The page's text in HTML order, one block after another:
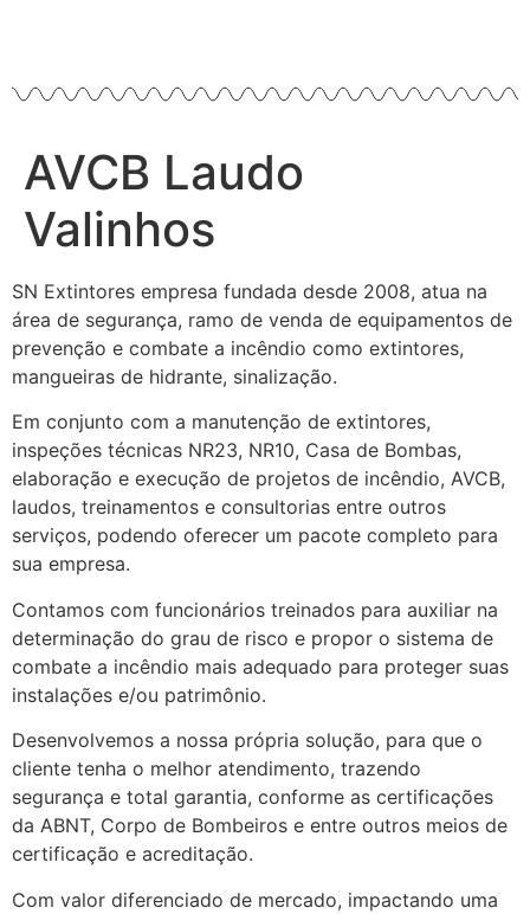
AVCB Laudo
Valinhos
SN Extintores empresa fundada desde 2008, atua na
área de segurança, ramo de venda de equipamentos de
prevenção e combate a incêndio como extintores,
mangueiras de hidrante, sinalização.
Em conjunto com a manutenção de extintores,
inspeções técnicas NR23, NR10, Casa de Bombas,
elaboração e execução de projetos de incêndio, AVCB,
laudos, treinamentos e consultorias entre outros
serviços, podendo oferecer um pacote completo para
sua empresa.
Contamos com funcionários treinados para auxiliar na
determinação do grau de risco e propor o sistema de
combate a incêndio mais adequado para proteger suas
instalações e/ou patrimônio.
Desenvolvemos a nossa própria solução, para que o
cliente tenha o melhor atendimento, trazendo
segurança e total garantia, conforme as certificações
da ABNT, Corpo de Bombeiros e entre outros meios de
certificação e acreditação.
Com valor diferenciado de mercado, impactando uma